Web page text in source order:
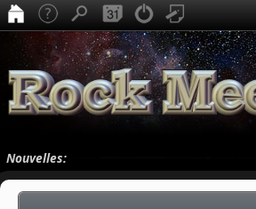
Nouvelles: